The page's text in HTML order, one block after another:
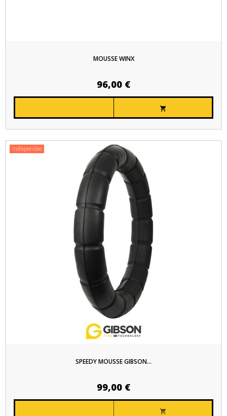
MOUSSE WINX
96,00 €

Indisponible
SPEEDY MOUSSE GIBSON...
99,00 €
